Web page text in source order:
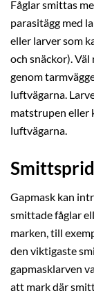
Fåglar smittas
parasitägg med
eller larver som
och snäckor).
genom
luftvägarna.
matstrupen eller
luftvägarna.
Gapmask kan
smittade fåglar
marken, till
den viktigaste
gapmasklarven
att mark där